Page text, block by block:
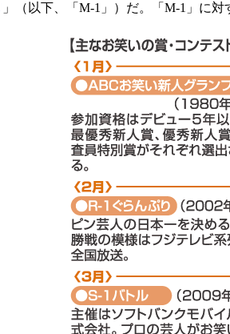
」（以下、「M-1」）だ。「M-1」に